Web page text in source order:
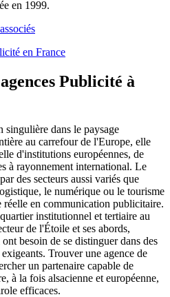
en 1999.
en France
Publicité à
singulière dans le paysage
au carrefour de l'Europe, elle
d'institutions européennes, de
à rayonnement international. Le
des secteurs aussi variés que
le numérique ou le tourisme
réelle en communication publicitaire.
institutionnel et tertiaire au
de l'Étoile et ses abords,
besoin de se distinguer dans des
Trouver une agence de
un partenaire capable de
à la fois alsacienne et européenne,
efficaces.